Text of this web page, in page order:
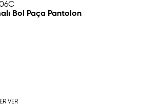
Bol Paça Pantolon
VER